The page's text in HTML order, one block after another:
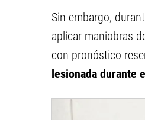
Sin embargo,
aplicar maniobras
con pronóstico
lesionada durante